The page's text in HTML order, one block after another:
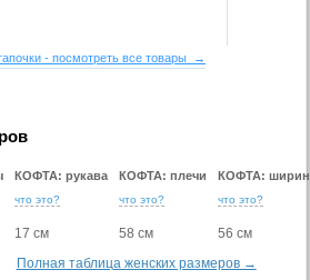
- посмотреть все товары →
КОФТА: рукава
что это?
КОФТА: плечи
что это?
КОФТА:
что это?
17 см 58 см
56 см
Полная таблица женских размеров →